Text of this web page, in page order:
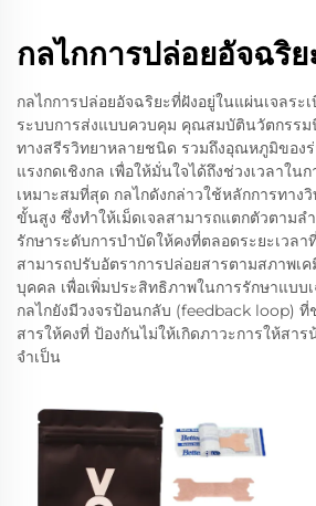
กลไกการปล่อยอัจฉริย
กลไกการปล่อยอัจฉริยะที่ฝังอยู่ในแผ่นเจลระ
ระบบการส่งแบบควบคุม คุณสมบัตินวัตกรร
ทางสรีรวิทยาหลายชนิด รวมถึงอุณหภูมิของ
แรงกดเชิงกล เพื่อให้มั่นใจได้ถึงช่วงเวลาใน
เหมาะสมที่สุด กลไกดังกล่าวใช้หลักการทาง
ขั้นสูง ซึ่งทำให้เม็ดเจลสามารถแตกตัวตามล
รักษาระดับการบำบัดให้คงที่ตลอดระยะเวล
สามารถปรับอัตราการปล่อยสารตามสภาพเค
บุคคล เพื่อเพิ่มประสิทธิภาพในการรักษาแบบ
กลไกยังมีวงจรป้อนกลับ (feedback loop) ที่
สารให้คงที่ ป้องกันไม่ให้เกิดภาวะการให้สา
จำเป็น